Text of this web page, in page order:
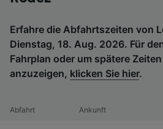
Erfahre die Abfahrtszeiten von
Dienstag, 18. Aug. 2026. Für
Fahrplan oder um spätere
anzuzeigen, klicken Sie hier.
Abfahrt Ankunft